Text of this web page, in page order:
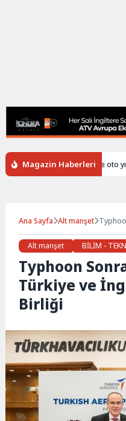
Magazin Haberleri
İngiltere’de oto
Ana Sayfa Alt manşet
Alt manşet
BİLİM -
Typhoon
Türkiye ve
Birliği